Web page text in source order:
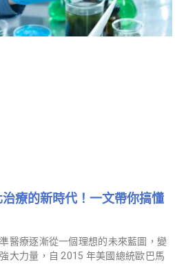
療的新時代！一文帶你搞懂
醫療逐漸從一個理想的未來藍圖，變
大力量，自 2015 年美國總統歐巴馬